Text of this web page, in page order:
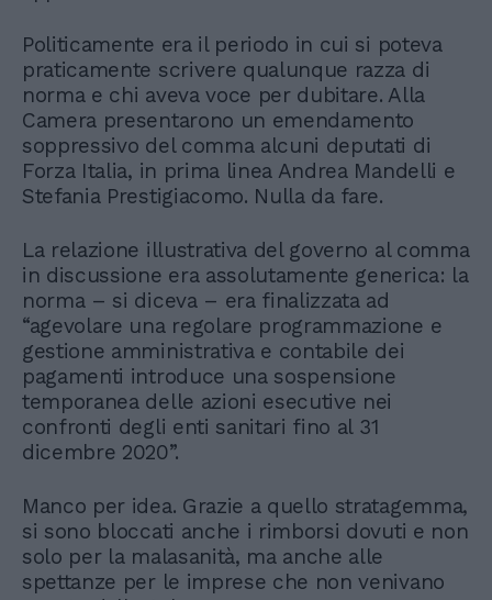
Politicamente era il periodo in cui si poteva
praticamente scrivere qualunque razza di
norma e chi aveva voce per dubitare. Alla
Camera presentarono un emendamento
soppressivo del comma alcuni deputati di
Forza Italia, in prima linea Andrea Mandelli e
Stefania Prestigiacomo. Nulla da fare.
La relazione illustrativa del governo al comma
in discussione era assolutamente generica: la
norma – si diceva – era finalizzata ad
“agevolare una regolare programmazione e
gestione amministrativa e contabile dei
pagamenti introduce una sospensione
temporanea delle azioni esecutive nei
confronti degli enti sanitari fino al 31
dicembre 2020”.
Manco per idea. Grazie a quello stratagemma,
si sono bloccati anche i rimborsi dovuti e non
solo per la malasanità, ma anche alle
spettanze per le imprese che non venivano